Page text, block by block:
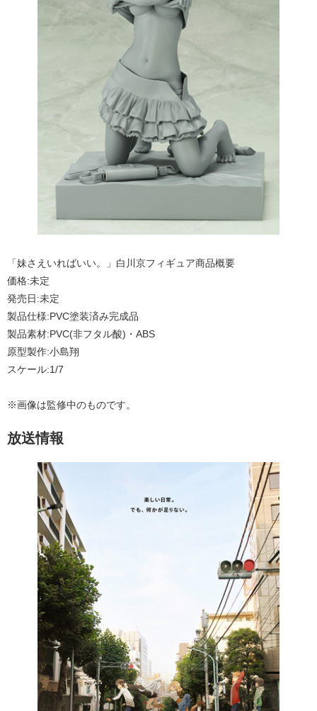
「妹さえいればいい。」白川京フィギュア商品概要
価格:未定
発売日:未定
製品仕様:PVC塗装済み完成品
製品素材:PVC(非フタル酸)・ABS
原型製作:小島翔
スケール:1/7
※画像は監修中のものです。
放送情報